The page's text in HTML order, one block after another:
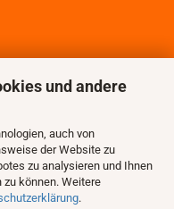
und andere
auch von
der Website zu
zu analysieren und Ihnen
können. Weitere
.